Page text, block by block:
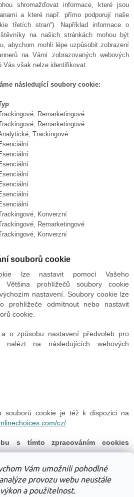
Vám umožnili pohodlné
provozu webu neustále
a použitelnost.
shromažďovat informace, které jsou
a které např. přímo podporují naše
třetích stran“). Například informace o
na našich stránkách mohou být
abychom mohli lépe uzpůsobit zobrazení
na Vámi zobrazovaných webových
Vás však nelze identifikovat.
následující soubory cookie:
Remarketingové
Remarketingové
Trackingové
Konverzní
Remarketingové
Konverzní
souborů cookie
lze nastavit pomocí Vašeho
Většina prohlížečů soubory cookie
nastavení. Soubory cookie lze
prohlížeče odmítnout nebo nastavit
cookie.
o způsobu nastavení předvoleb pro
nalézt na následujících webových
souborů cookie je též k dispozici na
cz/
s tímto zpracováním cookies